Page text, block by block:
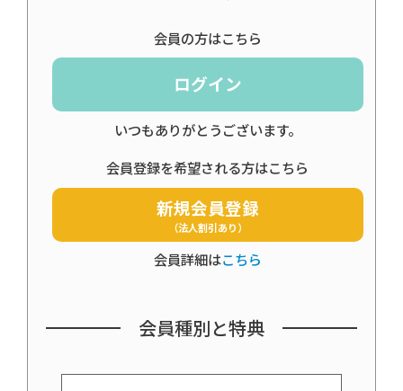
会員の方はこちら
ログイン
いつもありがとうございます。
会員登録を希望される方はこちら
新規会員登録
（法人割引あり）
会員詳細はこちら
会員種別と特典